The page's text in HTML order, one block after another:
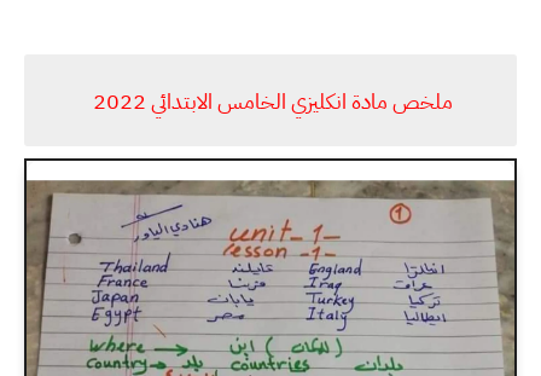
ملخص مادة انكليزي الخامس الابتدائي 2022